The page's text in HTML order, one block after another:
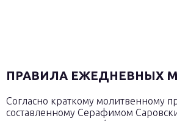
ПРАВИЛА ЕЖЕДНЕВНЫХ
Согласно краткому молитвенному
составленному Серафимом